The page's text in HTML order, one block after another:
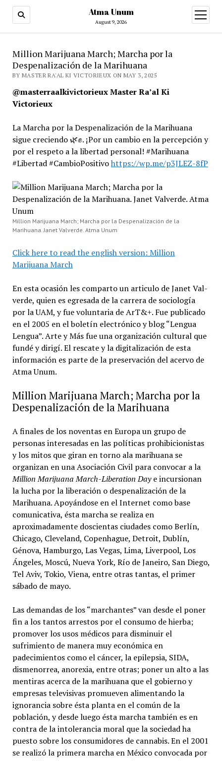
Atma Unum
August 9, 2026
open
menu
Million Marijuana March; Marcha por la
Despenalización de la Marihuana
BY MASTER RA'AL KI VICTORIEUX ON MAY 3, 2025
@masterraalkivictorieux Master Ra’al Ki
Victorieux
La Marcha por la Despenalización de la Marihuana
sigue creciendo 🌿✊. ¡Por un cambio en la percepción y
por el respeto a la libertad personal! #Marihuana
#Libertad #CambioPositivohttps://wp.me/p3JLEZ-8fP
Million Marijuana March; Marcha por la Despenalización de la
Marihuana. Janet Valverde. Atma Unum
Click here to read the english version: Million
Marijuana March
En esta ocasión les comparto un articulo de Janet Val-
verde, quien es egresada de la carrera de sociología
por la UAM, y fue voluntaria de ArT&+. Fue publicado
en el 2005 en el boletín electrónico y blog “Lengua
Lengua”. Arte y Más fue una organización cultural que
fundé y dirigí. El rescate y la digitalización de esta
información es parte de la preservación del acervo de
Atma Unum.
Million Marijuana March; Marcha por la
Despenalización de la Marihuana
A finales de los noventas en Europa un grupo de
personas interesadas en las políticas prohibicionistas
y los mitos que giran en torno ala marihuana se
organizan en una Asociación Civil para convocar a la
Million Marijuana March-Liberation Daye incursionan
la lucha por la liberación o despenalización de la
Marihuana. Apoyándose en el Internet como base
comunicativa, ésta marcha se realiza en
aproximadamente doscientas ciudades como Berlín,
Chicago, Cleveland, Copenhague, Detroit, Dublín,
Génova, Hamburgo, Las Vegas, Lima, Liverpool, Los
Ángeles, Moscú, Nueva York, Río de Janeiro, San Diego,
Tel Aviv, Tokio, Viena, entre otras tantas, el primer
sábado de mayo.
Las demandas de los “marchantes” van desde el poner
fin a los tantos arrestos por el consumo de hierba;
promover los usos médicos para disminuir el
sufrimiento de manera muy económica en
padecimientos como el cáncer, la epilepsia, SIDA,
dismenorrea, anorexia, entre otras; poner un alto a las
mentiras acerca de la marihuana que el gobierno y
empresas televisivas promueven alimentando la
ignorancia sobre ésta planta en el común de la
población, y desde luego ésta marcha también es en
contra de la intolerancia moral que la sociedad ha
puesto sobre los consumidores de cannabis. En el 2001
se realizó la primera marcha en México convocada por